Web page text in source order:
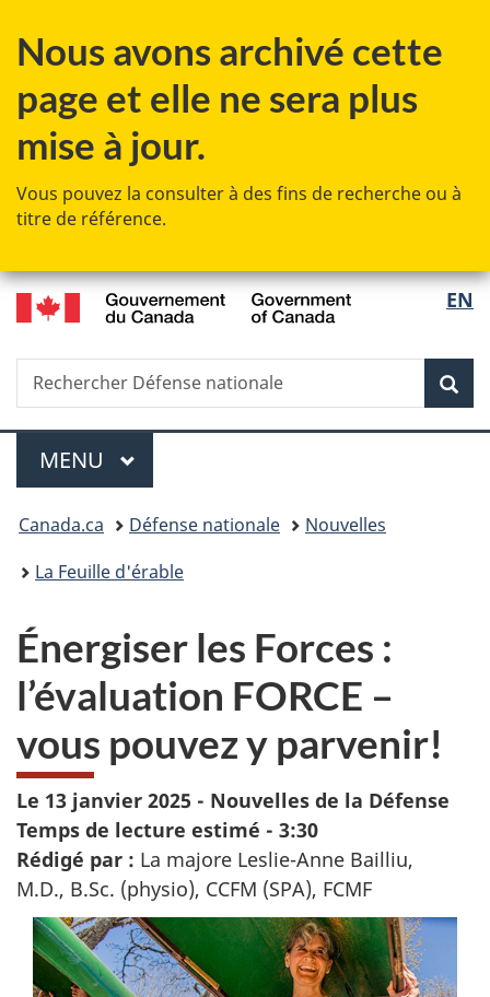
au
principal
à
Au
»
à
version
Nous avons archivé cette
page et elle ne sera plus
mise à jour.
Vous pouvez la consulter à des fins de recherche ou à
titre de référence.
de
la
EN
Recherche
Rechercher
Défense
Menu
MENU PRINCIPAL
Vous
êtes
Canada.ca Défense nationale
Nouvelles
La Feuille d'érable
Énergiser les Forces :
l’évaluation FORCE –
vous pouvez y parvenir!
Le 13 janvier 2025 - Nouvelles de la Défense
Temps de lecture estimé - 3:30
Rédigé par : La majore Leslie-Anne Bailliu,
M.D., B.Sc. (physio), CCFM (SPA), FCMF